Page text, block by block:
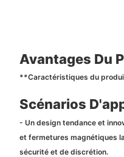
Avantages Du
**Caractéristiques du
Scénarios
- Un design tendance et
et fermetures magnétiques
sécurité et de discrétion.